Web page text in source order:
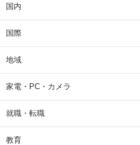
国内
国際
地域
家電・PC・カメラ
就職・転職
教育